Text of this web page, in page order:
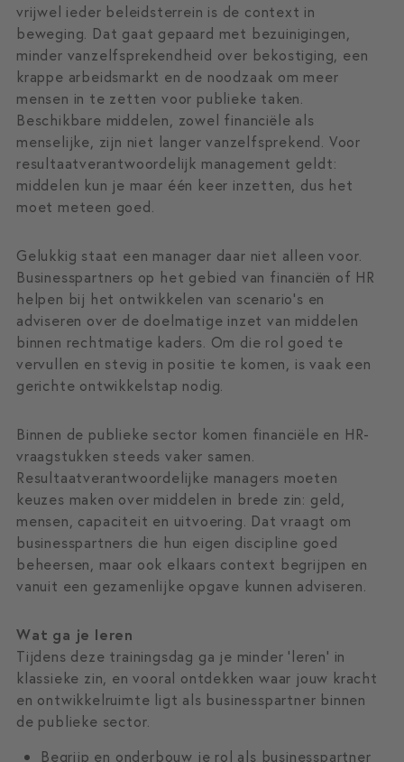
vrijwel ieder beleidsterrein is de context in
beweging. Dat gaat gepaard met bezuinigingen,
minder vanzelfsprekendheid over bekostiging, een
krappe arbeidsmarkt en de noodzaak om meer
mensen in te zetten voor publieke taken.
Beschikbare middelen, zowel financiële als
menselijke, zijn niet langer vanzelfsprekend. Voor
resultaatverantwoordelijk management geldt:
middelen kun je maar één keer inzetten, dus het
moet meteen goed.
Gelukkig staat een manager daar niet alleen voor.
Businesspartners op het gebied van financiën of HR
helpen bij het ontwikkelen van scenario’s en
adviseren over de doelmatige inzet van middelen
binnen rechtmatige kaders. Om die rol goed te
vervullen en stevig in positie te komen, is vaak een
gerichte ontwikkelstap nodig.
Binnen de publieke sector komen financiële en HR-
vraagstukken steeds vaker samen.
Resultaatverantwoordelijke managers moeten
keuzes maken over middelen in brede zin: geld,
mensen, capaciteit en uitvoering. Dat vraagt om
businesspartners die hun eigen discipline goed
beheersen, maar ook elkaars context begrijpen en
vanuit een gezamenlijke opgave kunnen adviseren.
Wat ga je leren
Tijdens deze trainingsdag ga je minder ‘leren’ in
klassieke zin, en vooral ontdekken waar jouw kracht
en ontwikkelruimte ligt als businesspartner binnen
de publieke sector.
Begrijp en onderbouw je rol als businesspartner